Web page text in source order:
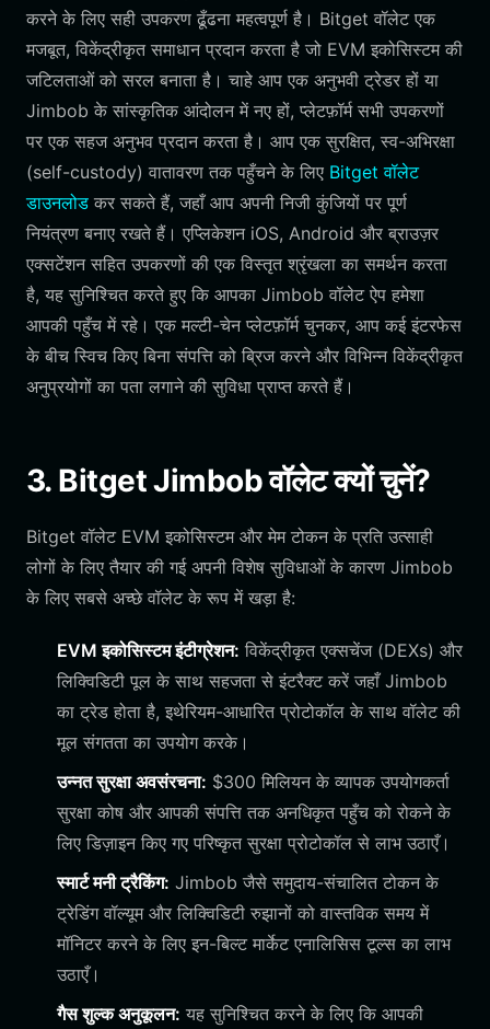
करने के लिए सही उपकरण ढूँढना महत्वपूर्ण है। Bitget वॉलेट एक
मजबूत, विकेंद्रीकृत समाधान प्रदान करता है जो EVM इकोसिस्टम की
जटिलताओं को सरल बनाता है। चाहे आप एक अनुभवी ट्रेडर हों या
Jimbob के सांस्कृतिक आंदोलन में नए हों, प्लेटफ़ॉर्म सभी उपकरणों
पर एक सहज अनुभव प्रदान करता है। आप एक सुरक्षित, स्व-अभिरक्षा
(self-custody) वातावरण तक पहुँचने के लिए Bitget वॉलेट
डाउनलोड कर सकते हैं, जहाँ आप अपनी निजी कुंजियों पर पूर्ण
नियंत्रण बनाए रखते हैं। एप्लिकेशन iOS, Android और ब्राउज़र
एक्सटेंशन सहित उपकरणों की एक विस्तृत श्रृंखला का समर्थन करता
है, यह सुनिश्चित करते हुए कि आपका Jimbob वॉलेट ऐप हमेशा
आपकी पहुँच में रहे। एक मल्टी-चेन प्लेटफ़ॉर्म चुनकर, आप कई इंटरफेस
के बीच स्विच किए बिना संपत्ति को ब्रिज करने और विभिन्न विकेंद्रीकृत
अनुप्रयोगों का पता लगाने की सुविधा प्राप्त करते हैं।
3. Bitget Jimbob वॉलेट क्यों चुनें?
Bitget वॉलेट EVM इकोसिस्टम और मेम टोकन के प्रति उत्साही
लोगों के लिए तैयार की गई अपनी विशेष सुविधाओं के कारण Jimbob
के लिए सबसे अच्छे वॉलेट के रूप में खड़ा है:
EVM इकोसिस्टम इंटीग्रेशन: विकेंद्रीकृत एक्सचेंज (DEXs) और
लिक्विडिटी पूल के साथ सहजता से इंटरैक्ट करें जहाँ Jimbob
का ट्रेड होता है, इथेरियम-आधारित प्रोटोकॉल के साथ वॉलेट की
मूल संगतता का उपयोग करके।
उन्नत सुरक्षा अवसंरचना: $300 मिलियन के व्यापक उपयोगकर्ता
सुरक्षा कोष और आपकी संपत्ति तक अनधिकृत पहुँच को रोकने के
लिए डिज़ाइन किए गए परिष्कृत सुरक्षा प्रोटोकॉल से लाभ उठाएँ।
स्मार्ट मनी ट्रैकिंग: Jimbob जैसे समुदाय-संचालित टोकन के
ट्रेडिंग वॉल्यूम और लिक्विडिटी रुझानों को वास्तविक समय में
मॉनिटर करने के लिए इन-बिल्ट मार्केट एनालिसिस टूल्स का लाभ
उठाएँ।
गैस शुल्क अनुकूलन: यह सुनिश्चित करने के लिए कि आपकी